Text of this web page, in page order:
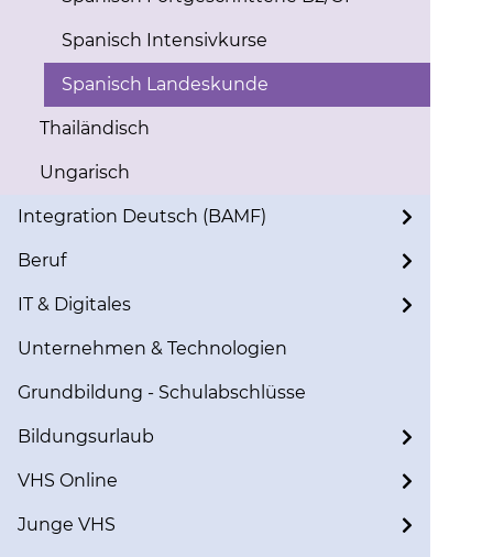
Spanisch Intensivkurse
Spanisch Landeskunde
Thailändisch
Ungarisch
Integration Deutsch (BAMF)
Beruf
IT & Digitales
Unternehmen & Technologien
Grundbildung - Schulabschlüsse
Bildungsurlaub
VHS Online
Junge VHS